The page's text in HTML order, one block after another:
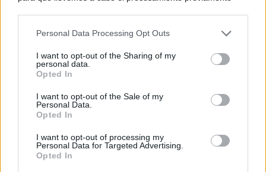
negar su consentimiento. Tenga en cuenta que algún
de su consentimiento, pero usted tiene el derecho de
rechazar tal procesamiento. Sus preferencias se aplicarán
cualquier momento entrando de nuevo en este sitio web o
visitando nuestra política de privacidad.
Personal Data Processing Opt Outs
I want to opt-out of the Sharing of my
personal data.
Opted In
I want to opt-out of the Sale of my
Personal Data.
Opted In
I want to opt-out of processing my
Personal Data for Targeted Advertising.
Opted In